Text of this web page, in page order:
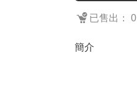
已售出： 0
簡介